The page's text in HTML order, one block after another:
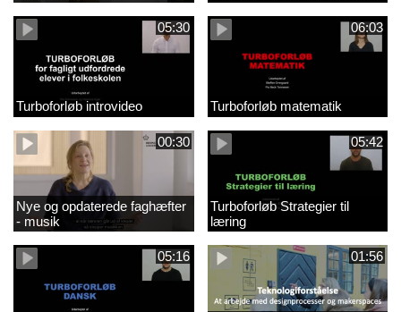
05:30
Turboforløb introvideo
06:03
Turboforløb matematik
00:30
Nye og opdaterede faghæfter
- musik
05:42
Turboforløb Strategier til
læring
05:16 01:56